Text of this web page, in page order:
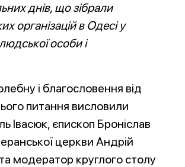
днів, що зібрали
організацій в Одесі у
особи і
і благословення від
питання висловили
єпископ Броніслав
церкви Андрій
модератор круглого столу